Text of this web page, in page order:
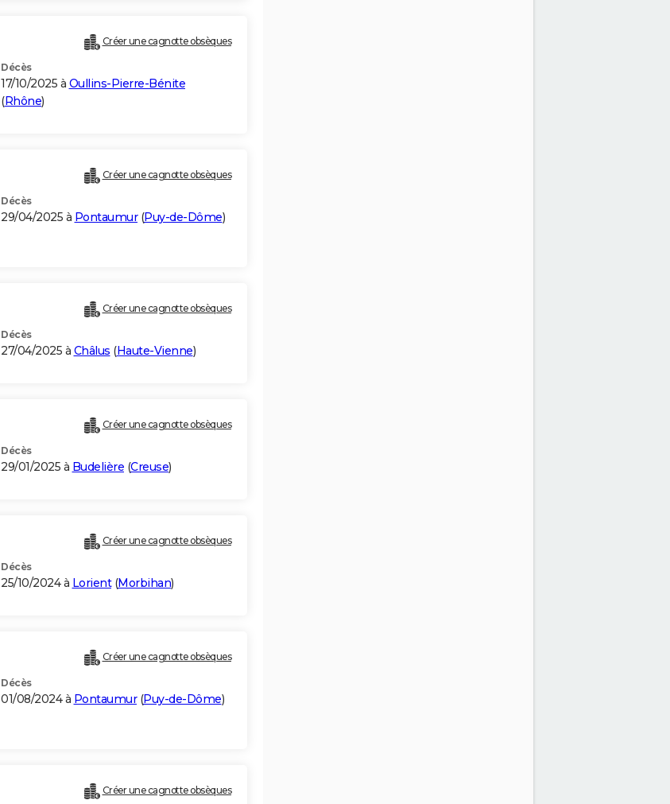
Créer une cagnotte obsèques
Décès
17/10/2025 à Oullins-Pierre-Bénite
(Rhône)
Créer une cagnotte obsèques
Décès
29/04/2025 à Pontaumur(Puy-de-Dôme)
Créer une cagnotte obsèques
Décès
27/04/2025 à Châlus (Haute-Vienne)
Créer une cagnotte obsèques
Décès
29/01/2025 à Budelière (Creuse)
Créer une cagnotte obsèques
Décès
25/10/2024 à Lorient(Morbihan)
Créer une cagnotte obsèques
Décès
01/08/2024 à Pontaumur(Puy-de-Dôme)
Créer une cagnotte obsèques